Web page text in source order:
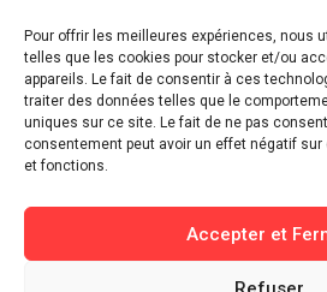
Pour offrir les meilleures expériences, nous
telles que les cookies pour stocker et/ou
appareils. Le fait de consentir à ces
traiter des données telles que le
uniques sur ce site. Le fait de ne pas
consentement peut avoir un effet négatif
et fonctions.
Accepter et
Restez informé des
dernières